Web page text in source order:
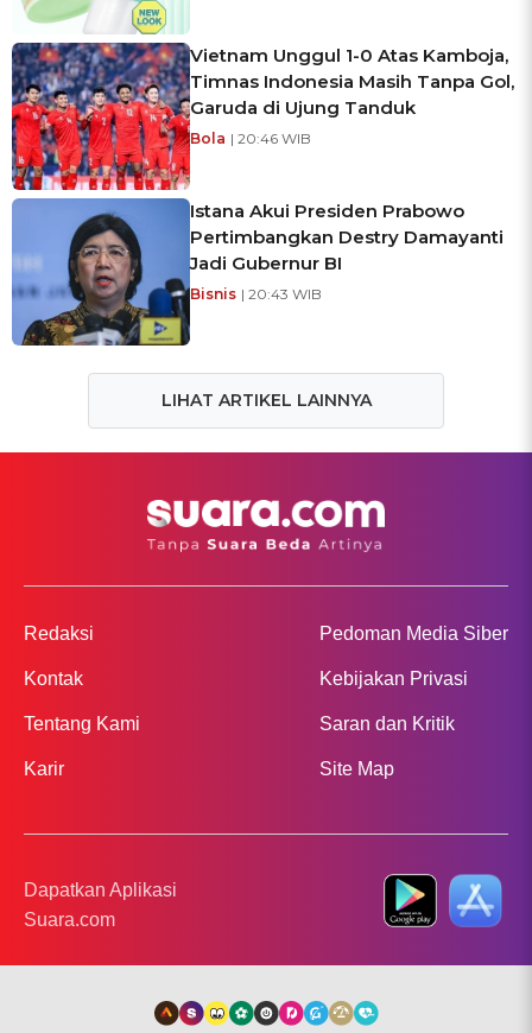
Vietnam Unggul 1-0 Atas Kamboja,
Timnas Indonesia Masih Tanpa Gol,
Garuda di Ujung Tanduk
Bola | 20:46 WIB
Istana Akui Presiden Prabowo
Pertimbangkan Destry Damayanti
Jadi Gubernur BI
Bisnis | 20:43 WIB
LIHAT ARTIKEL LAINNYA
Redaksi
Kontak
Tentang Kami
Karir
Pedoman Media Siber
Kebijakan Privasi
Saran dan Kritik
Site Map
Dapatkan Aplikasi
Suara.com